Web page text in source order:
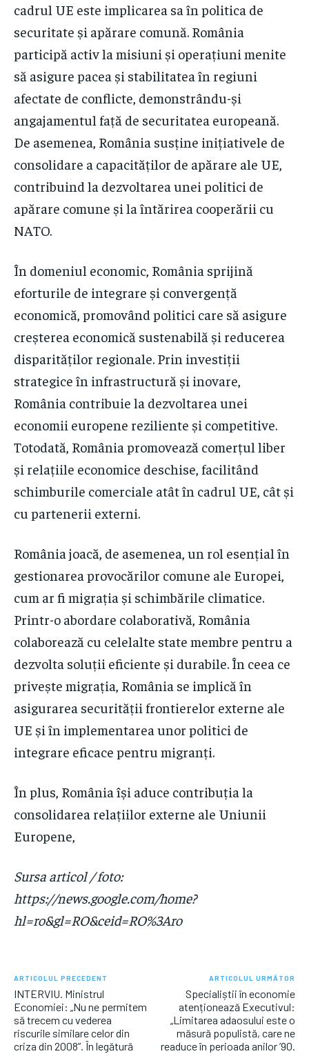
cadrul UE este implicarea sa în politica de
securitate și apărare comună. România
participă activ la misiuni și operațiuni menite
să asigure pacea și stabilitatea în regiuni
afectate de conflicte, demonstrându-și
angajamentul față de securitatea europeană.
De asemenea, România susține inițiativele de
consolidare a capacităților de apărare ale UE,
contribuind la dezvoltarea unei politici de
apărare comune și la întărirea cooperării cu
NATO.
În domeniul economic, România sprijină
eforturile de integrare și convergență
economică, promovând politici care să asigure
creșterea economică sustenabilă și reducerea
disparităților regionale. Prin investiții
strategice în infrastructură și inovare,
România contribuie la dezvoltarea unei
economii europene reziliente și competitive.
Totodată, România promovează comerțul liber
și relațiile economice deschise, facilitând
schimburile comerciale atât în cadrul UE, cât și
cu partenerii externi.
România joacă, de asemenea, un rol esențial în
gestionarea provocărilor comune ale Europei,
cum ar fi migrația și schimbările climatice.
Printr-o abordare colaborativă, România
colaborează cu celelalte state membre pentru a
dezvolta soluții eficiente și durabile. În ceea ce
privește migrația, România se implică în
asigurarea securității frontierelor externe ale
UE și în implementarea unor politici de
integrare eficace pentru migranți.
În plus, România își aduce contribuția la
consolidarea relațiilor externe ale Uniunii
Europene,
Sursa articol / foto:
https://news.google.com/home?
hl=ro&gl=RO&ceid=RO%3Aro
ARTICOLUL PRECEDENT
INTERVIU. Ministrul
Economiei: „Nu ne permitem
să trecem cu vederea
riscurile similare celor din
criza din 2008”. În legătură
ARTICOLUL URMĂTOR
Specialiștii în economie
atenționează Executivul:
„Limitarea adaosului este o
măsură populistă, care ne
readuce în perioada anilor ’90.